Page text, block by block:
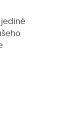
jediné